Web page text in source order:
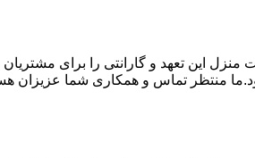
تعهد و گارانتی را برای مشتریان
منتظر تماس و همکاری شما عزیزان